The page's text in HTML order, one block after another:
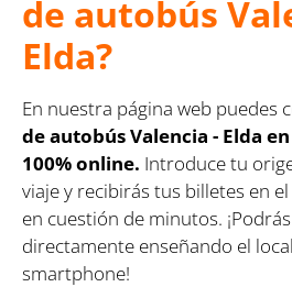
de autobús
Elda?
En nuestra página web puedes
de autobús Valencia - Elda
100% online. Introduce tu
viaje y recibirás tus billetes en
en cuestión de minutos.
directamente enseñando el
smartphone!